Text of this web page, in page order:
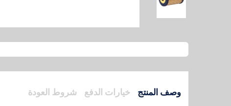
وصف المنتج خيارات الدفع شروط العودة